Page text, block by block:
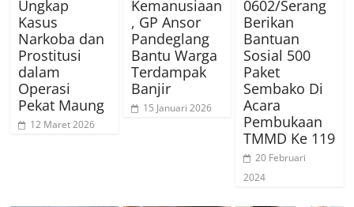
Ungkap
Kasus
Narkoba dan
Prostitusi
dalam
Operasi
Pekat Maung
12 Maret 2026
Kemanusiaan
, GP Ansor
Pandeglang
Bantu Warga
Terdampak
Banjir
15 Januari 2026
0602/Serang
Berikan
Bantuan
Sosial 500
Paket
Sembako Di
Acara
Pembukaan
TMMD Ke 119
20 Februari
2024